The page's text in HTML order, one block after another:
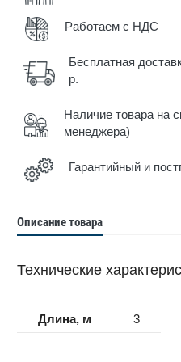
Работаем с НДС
Бесплатная
р.
Наличие товара на
менеджера)
Гарантийный и
Описание товара
Технические
Длина, м 3